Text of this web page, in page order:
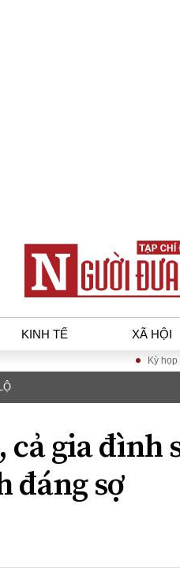
KINH TẾ XÃ HỘI
Tài chính - Ngân
hàng
Kinh tế vĩ mô
Hồ sơ doanh
Kỳ họp
gia đình
đáng sợ